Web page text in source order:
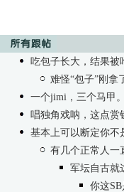
吃包子长大，结果被
难怪“包子”刚拿
一个jimi，三个马甲
唱独角戏呐，这点赏
基本上可以断定你不
有几个正常人一
军坛自古就
你这